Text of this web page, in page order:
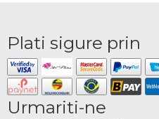
Plati sigure prin
Urmariti-ne